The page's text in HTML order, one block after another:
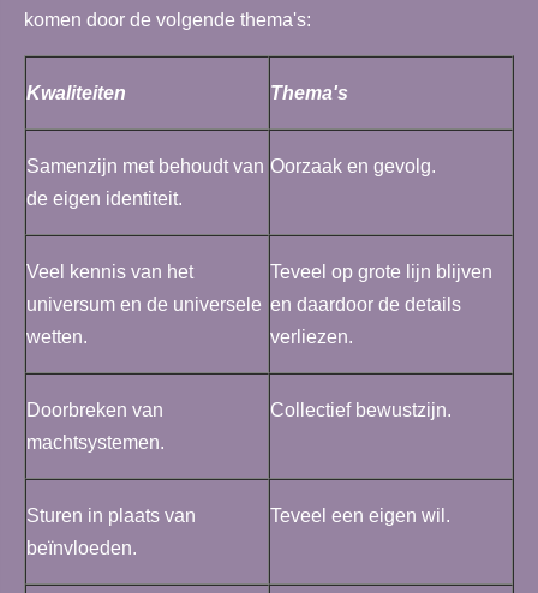
komen door de volgende thema's:
Kwaliteiten Thema's
Samenzijn met behoudt van
de eigen identiteit.
Oorzaak en gevolg.
Veel kennis van het
universum en de universele
wetten.
Teveel op grote lijn blijven
en daardoor de details
verliezen.
Doorbreken van
machtsystemen.
Collectief bewustzijn.
Sturen in plaats van
beïnvloeden.
Teveel een eigen wil.